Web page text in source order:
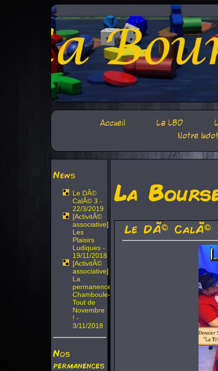
Accueil La LBD
Notre
News
Le DÃ©
CalÃ© 3 -
22/3/2019
[ActivitÃ©
associative]
Les
Plaisirs
Ludiques -
19/11/2018
[ActivitÃ©
associative]
La
permanence
Chamboule-
Tout de
Novembre
! -
3/11/2018
Nos
permanences
La
Le DÃ© CalÃ©